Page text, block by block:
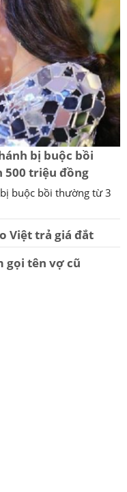
bị buộc bồi
500 triệu đồng
buộc bồi thường từ 3
Việt trả giá đắt
gọi tên vợ cũ